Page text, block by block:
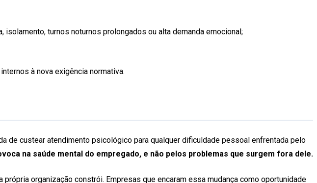
turnos noturnos prolongados ou alta demanda emocional;
à nova exigência normativa.
de custear atendimento psicológico para qualquer dificuldade pessoal enfrentada pelo
na saúde mental do empregado, e não pelos problemas que surgem fora dele.
organização constrói. Empresas que encaram essa mudança como oportunidade